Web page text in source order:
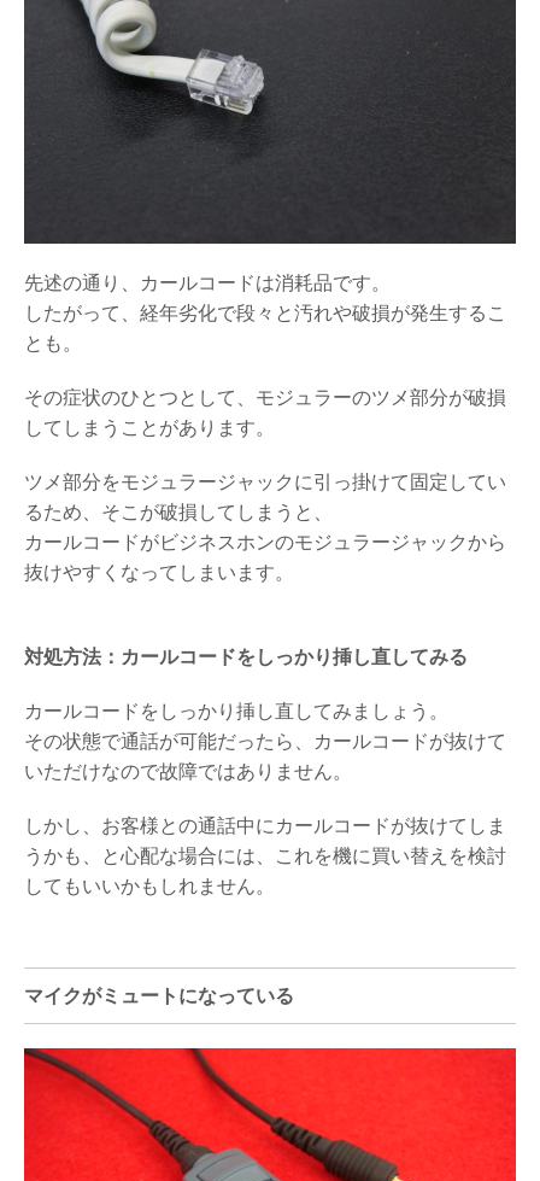
先述の通り、カールコードは消耗品です。
したがって、経年劣化で段々と汚れや破損が発生するこ
とも。
その症状のひとつとして、モジュラーのツメ部分が破損
してしまうことがあります。
ツメ部分をモジュラージャックに引っ掛けて固定してい
るため、そこが破損してしまうと、
カールコードがビジネスホンのモジュラージャックから
抜けやすくなってしまいます。
対処方法：カールコードをしっかり挿し直してみる
カールコードをしっかり挿し直してみましょう。
その状態で通話が可能だったら、カールコードが抜けて
いただけなので故障ではありません。
しかし、お客様との通話中にカールコードが抜けてしま
うかも、と心配な場合には、これを機に買い替えを検討
してもいいかもしれません。
マイクがミュートになっている